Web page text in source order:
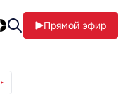
Прямой эфир